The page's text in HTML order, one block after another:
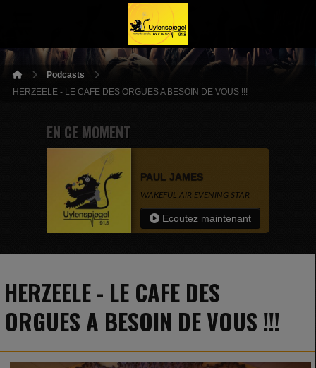
Podcasts
HERZEELE - LE CAFE DES ORGUES A BESOIN DE VOUS !!!
EN CE MOMENT
PAUL JAMES
WAKEFUL AIR EVENING STAR
Ecoutez maintenant
HERZEELE - LE CAFE DES
ORGUES A BESOIN DE VOUS !!!